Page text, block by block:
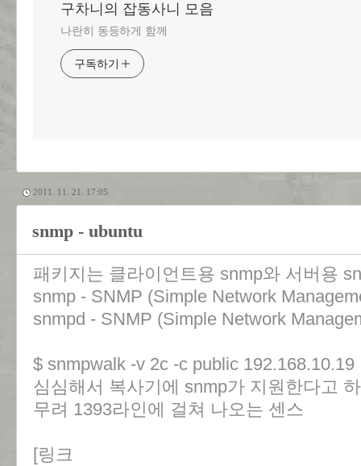
구차니의 잡동사니 모음
나란히 동등하게 함께
구독하기
2011. 11. 21. 17:05
snmp - ubuntu
패키지는 클라이언트용 snmp와 서버용
snmp - SNMP (Simple Network
snmpd - SNMP (Simple Network
$ snmpwalk -v 2c -c public 192.168.10.19
심심해서 복사기에 snmp가 지원한다고
무려 1393라인에 걸쳐 나오는 센스
[링크